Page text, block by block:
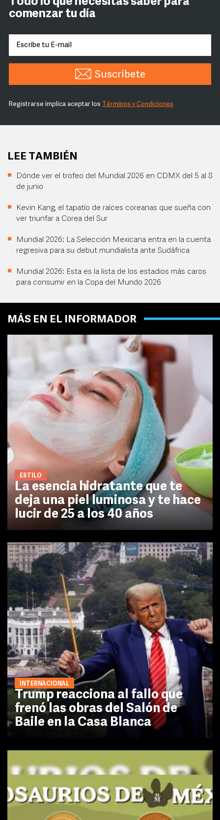
comenzar tu día
Suscríbete
Registrarse implica aceptar los Términos y Condiciones
LEE TAMBIÉN
Dónde ver el trofeo del Mundial 2026 en CDMX del 5 al 8
de junio
Kevin Kang, el tapatío de raíces coreanas que sueña con
ver triunfar a Corea del Sur
Mundial 2026: La Selección Mexicana entra en la cuenta
regresiva para su debut mundialista ante Sudáfrica
Mundial 2026: Esta es la lista de los estadios más caros
para consumir en la Copa del Mundo 2026
MÁS EN EL INFORMADOR
ESTILO
La esencia hidratante que te
deja una piel luminosa y te hace
lucir de 25 a los 40 años
INTERNACIONAL
Trump reacciona al fallo que
frenó las obras del Salón de
Baile en la Casa Blanca